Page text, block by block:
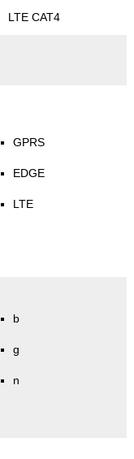
LTE CAT4
GPRS
EDGE
LTE
b
g
n